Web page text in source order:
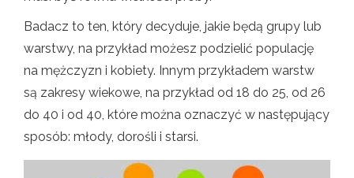
Badacz to ten, który decyduje, jakie będą grupy lub
warstwy, na przykład możesz podzielić populację
na mężczyzn i kobiety. Innym przykładem warstw
są zakresy wiekowe, na przykład od 18 do 25, od 26
do 40 i od 40, które można oznaczyć w następujący
sposób: młody, dorośli i starsi.